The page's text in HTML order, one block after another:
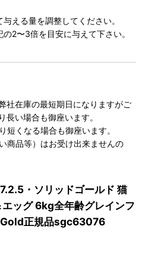
える量を調整してください。
2〜3倍を目安に与えて下さい。
社在庫の最短期日になりますがご
い場合も御座います。
くなる場合も御座います。
商品等）はお受け出来ませんの
・ソリッドゴールド 猫
ッグ 6kg全年齢グレインフ
Gold正規品sgc63076